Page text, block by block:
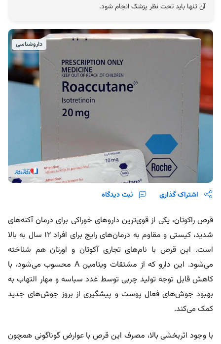
آن تنها باید تحت نظر پزشک انجام شود.
داروشناسی
اشتراک گذاری ثبت دیدگاه
قرص راکوتان،یکی از قوی‌ترین داروهای خوراکی برای درمان آکنه‌های
شدید، کیستی و مقاوم به درمان‌های رایج برای افراد 12 سال به بالا
است. این قرص با نام‌های تجاری آکوتان و اورتان هم شناخته
می‌شود. این دارو که از مشتقات ویتامین A محسوب می‌شود، با
کاهش قابل‌ توجه تولید چربی توسط غدد سباسه و مهار التهاب به
بهبود جوش‌های فعال پوست و پیشگیری از بروز جوش‌های جدید
کمک می‌کند.
با وجود اثربخشی بالا، مصرف این قرص با عوارض گوناگونی همچون